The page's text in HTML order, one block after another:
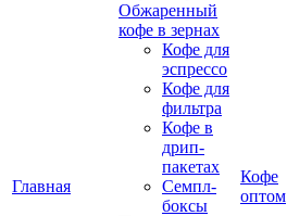
Главная
Обжаренный
кофе в зернах
Кофе для
эспрессо
Кофе для
фильтра
Кофе в
дрип-
пакетах
Семпл-
боксы
Кофе
оптом